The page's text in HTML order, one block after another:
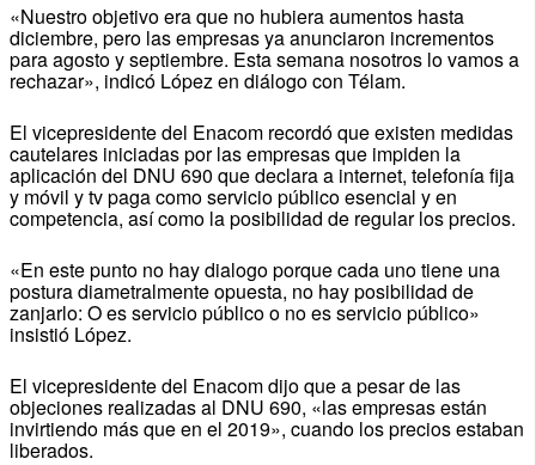
«Nuestro objetivo era que no hubiera aumentos hasta
diciembre, pero las empresas ya anunciaron incrementos
para agosto y septiembre. Esta semana nosotros lo vamos a
rechazar», indicó López en diálogo con Télam.
El vicepresidente del Enacom recordó que existen medidas
cautelares iniciadas por las empresas que impiden la
aplicación del DNU 690 que declara a internet, telefonía fija
y móvil y tv paga como servicio público esencial y en
competencia, así como la posibilidad de regular los precios.
«En este punto no hay dialogo porque cada uno tiene una
postura diametralmente opuesta, no hay posibilidad de
zanjarlo: O es servicio público o no es servicio público»
insistió López.
El vicepresidente del Enacom dijo que a pesar de las
objeciones realizadas al DNU 690, «las empresas están
invirtiendo más que en el 2019», cuando los precios estaban
liberados.